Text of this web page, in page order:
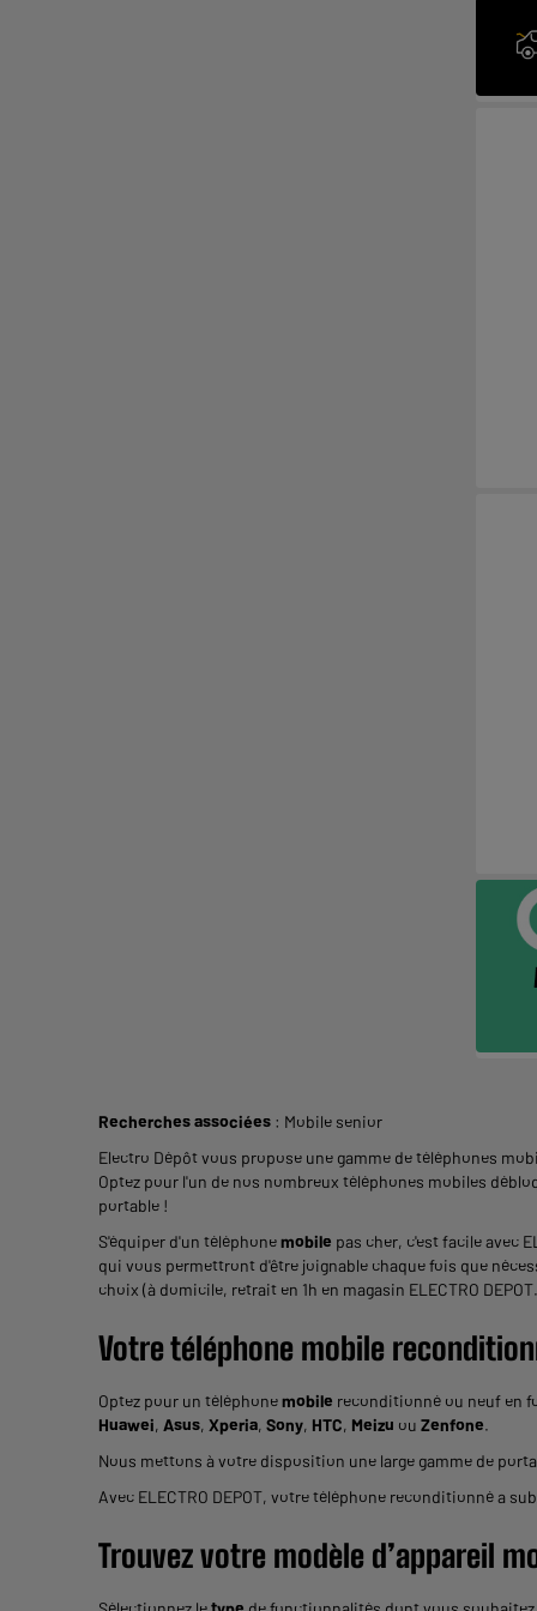
Recherches associées : Mobile senior
Electro Dépôt vous propose une gamme de téléphones
Optez pour l'un de nos nombreux téléphones mobiles
portable !
S'équiper d'un téléphonemobile pas cher, c'est facile avec
qui vous permettront d'être joignable chaque fois que
choix (à domicile, retrait en 1h en magasin ELECTRO
Votre téléphone mobile
Optez pour un téléphonemobile reconditionné ou neuf en
Huawei, Asus, Xperia, Sony, HTC, Meizu ou Zenfone.
Nous mettons à votre disposition une large gamme de
Avec ELECTRO DEPOT, votre téléphone reconditionné a
Trouvez votre modèle d’appareil